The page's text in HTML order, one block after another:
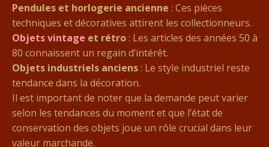
Pendules et horlogerie ancienne : Ces pièces
techniques et décoratives attirent les collectionneurs.
Objets vintage et rétro: Les articles des années 50 à
80 connaissent un regain d’intérêt.
Objets industriels anciens: Le style industriel reste
tendance dans la décoration.
Il est important de noter que la demande peut varier
selon les tendances du moment et que l’état de
conservation des objets joue un rôle crucial dans leur
valeur marchande.